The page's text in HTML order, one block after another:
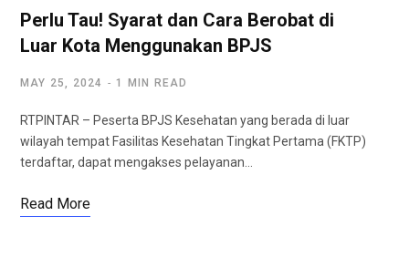
Perlu Tau! Syarat dan Cara Berobat di
Luar Kota Menggunakan BPJS
MAY 25, 2024 1 MIN READ
RTPINTAR – Peserta BPJS Kesehatan yang berada di luar
wilayah tempat Fasilitas Kesehatan Tingkat Pertama (FKTP)
terdaftar, dapat mengakses pelayanan…
Read More